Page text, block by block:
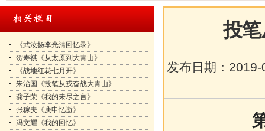
《武汝扬李光清回忆录》
贺寿祺《从太原到大青山》
《战地红花七月开》
朱治国《投笔从戎奋战大青山》
龚子荣《我的未尽之言》
张稼夫《庚申忆逝》
冯文耀《我的回忆》
投
发布日期： 2019-